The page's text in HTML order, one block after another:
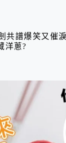
共譜爆笑又催
洋蔥?